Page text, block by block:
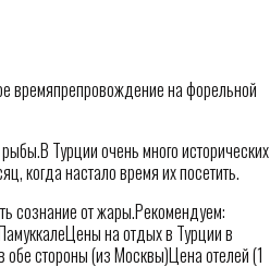
времяпрепровождение на форельной
Турции очень много исторических
когда настало время их посетить.
сознание от жары.Рекомендуем:
на отдых в Турции в
стороны (из Москвы)Цена отелей (1